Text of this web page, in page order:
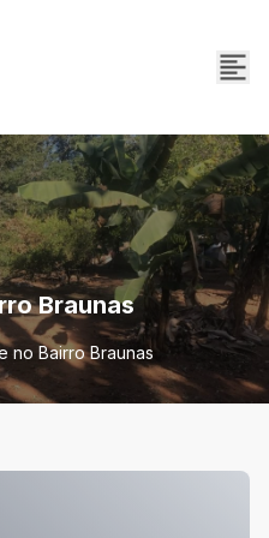
Braunas
no Bairro Braunas